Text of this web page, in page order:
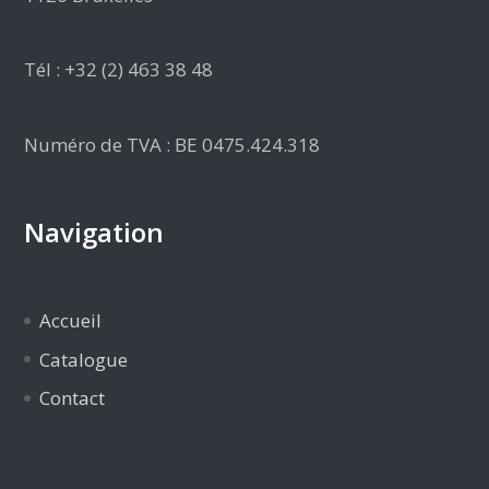
Tél : +32 (2) 463 38 48
Numéro de TVA : BE 0475.424.318
Navigation
Accueil
Catalogue
Contact